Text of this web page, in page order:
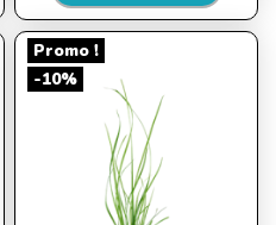
Promo !
-10%